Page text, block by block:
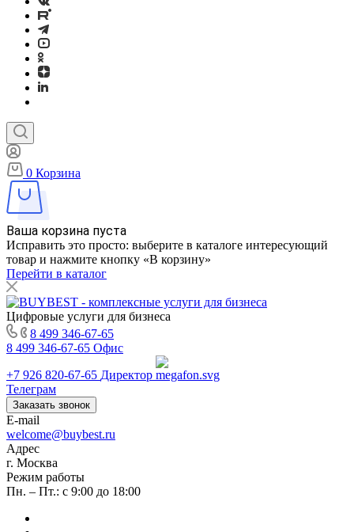
0 Корзина
Ваша корзина пуста
Исправить это просто: выберите в каталоге интересующий
товар и нажмите кнопку «В корзину»
Перейти в каталог
Цифровые услуги для бизнеса
8 499 346-67-65
8 499 346-67-65 Офис
+7 926 820-67-65 Директор
Телеграм
Заказать звонок
E-mail
welcome@buybest.ru
Адрес
г. Москва
Режим работы
Пн. – Пт.: с 9:00 до 18:00